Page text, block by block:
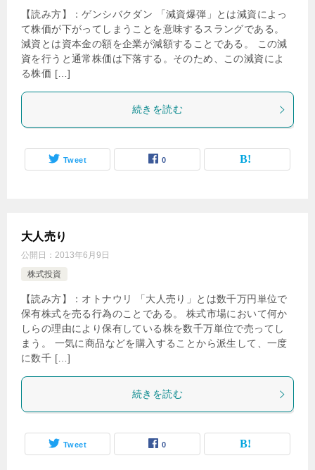
【読み方】：ゲンシバクダン 「減資爆弾」とは減資によっ
て株価が下がってしまうことを意味するスラングである。
減資とは資本金の額を企業が減額することである。 この減
資を行うと通常株価は下落する。そのため、この減資によ
る株価 […]
続きを読む
Tweet 0
大人売り
公開日： 2013年6月9日
株式投資
【読み方】：オトナウリ 「大人売り」とは数千万円単位で
保有株式を売る行為のことである。 株式市場において何か
しらの理由により保有している株を数千万単位で売ってし
まう。 一気に商品などを購入することから派生して、一度
に数千 […]
続きを読む
Tweet 0